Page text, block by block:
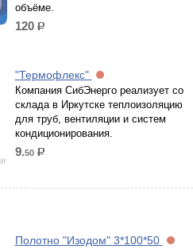
объёме.
120 р.
"Термофлекс"
Компания СибЭнерго реализует со
склада в Иркутске теплоизоляцию
для труб, вентиляции и систем
кондиционирования.
9.50 р.
Полотно "Изодом" 3*100*50